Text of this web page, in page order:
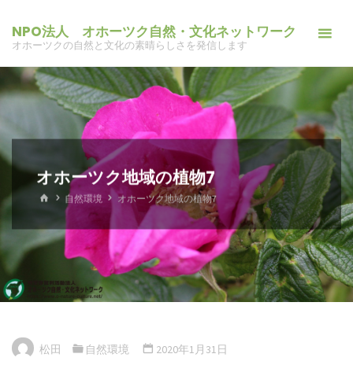
ツ
ス
キ
プ
NPO法人 オホーツク自然・文化ネットワーク
オホーツクの自然と文化の素晴らしさを発信します
オホーツク地域の植物7
ホ 自然環境 オホーツク地域の植物7
松田 自然環境 2020年1月31日